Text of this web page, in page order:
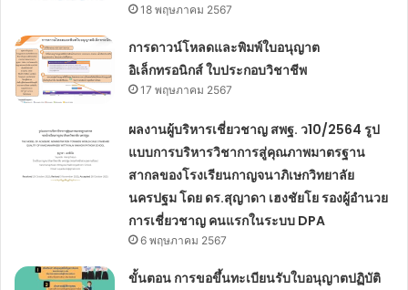
18 พฤษภาคม 2567
การดาวน์โหลดและพิมพ์ใบอนุญาต
อิเล็กทรอนิกส์ ใบประกอบวิชาชีพ
17 พฤษภาคม 2567
ผลงานผู้บริหารเชี่ยวชาญ สพฐ. ว10/2564 รูป
แบบการบริหารวิชาการสู่คุณภาพมาตรฐาน
สากลของโรงเรียนกาญจนาภิเษกวิทยาลัย
นครปฐม โดย ดร.สุญาดา เฮงชัยโย รองผู้อำนวย
การเชี่ยวชาญ คนแรกในระบบ DPA
6 พฤษภาคม 2567
ขั้นตอน การขอขึ้นทะเบียนรับใบอนุญาตปฏิบัติ